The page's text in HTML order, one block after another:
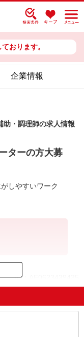
おります。
企業情報
・調理師の求人情報
ターの方大募
しやすいワーク
間数×1.8％）
ID：AE0623439435